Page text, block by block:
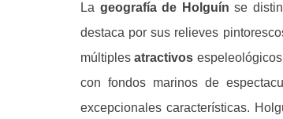
La geografía de Holguín se
destaca por sus relieves
múltiplesatractivos
con fondos marinos de
excepcionales características.